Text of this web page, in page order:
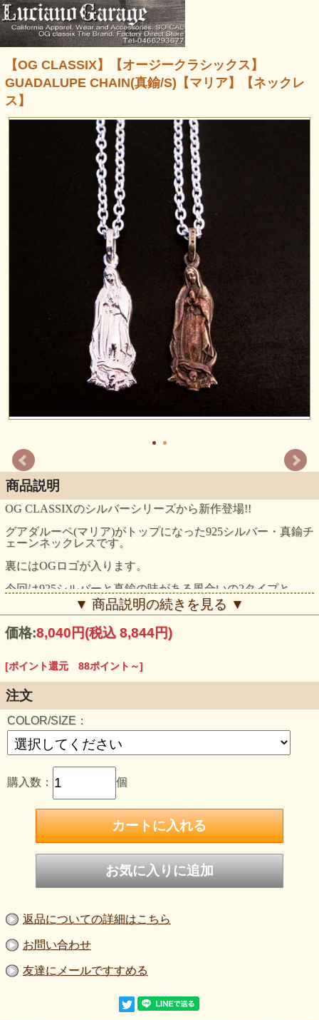
【OG CLASSIX】【オージークラシックス】
GUADALUPE CHAIN(真鍮/S)【マリア】【ネックレ
ス】
商品説明
OG CLASSIXのシルバーシリーズから新作登場!!
グアダルーペ(マリア)がトップになった925シルバー・真鍮チ
ェーンネックレスです。
裏にはOGロゴが入ります。
今回は925シルバーと真鍮の味がある風合いの2タイプと
Sサイズ・Lサイズの長さが選べる2サイズにて登場です。
メンズにはLサイズをオススメ致します。
男女兼用でペアセットもOK!!!!
してもピッタリです♪
お届けの際には、オリジナルギフトBOXに入れて発送させ
て頂きます。
●925 SILVER使用
■SIZE CHART：
Sサイズ/チェーン長さ：約45cm/マリア部分：約2.7cm×8mm
●SILVER/Sサイズ 真鍮/Sサイズ
●こちらの商品は欠品している場合、ご注文頂いてからハン
ドメイドさせて頂きますので
通常2週間～3週間程度制作日数がかかります。
ご指定日がございます場合はお早めのご注文をお願い申し上
また、真鍮のデザインですがアンティーク加工が施されてお
不良ではございませんのでご了承下さいませ。
他、ご質問・ご不明点がございましたらお気軽にお問い合わ
せ下さい。
▼ 商品説明の続きを見る ▼
価格:8,040円(税込 8,844円)
[ポイント還元 88ポイント～]
注文
COLOR/SIZE：
購入数： 個
返品についての詳細はこちら
お問い合わせ
友達にメールですすめる